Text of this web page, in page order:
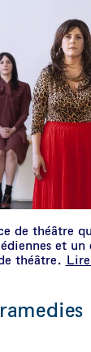
de théâtre
et
théâtre.